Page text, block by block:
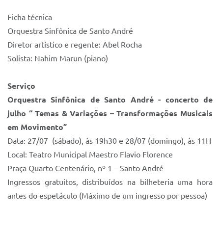
Ficha técnica
Orquestra Sinfônica de Santo André
Diretor artístico e regente: Abel Rocha
Solista: Nahim Marun (piano)
Serviço
Orquestra Sinfônica de Santo André - concerto de
julho “ Temas & Variações – Transformações Musicais
em Movimento”
Data: 27/07 (sábado), às 19h30 e 28/07 (domingo), às 11H
Local: Teatro Municipal Maestro Flavio Florence
Praça Quarto Centenário, nº 1 – Santo André
Ingressos gratuitos, distribuídos na bilheteria uma hora
antes do espetáculo (Máximo de um ingresso por pessoa)